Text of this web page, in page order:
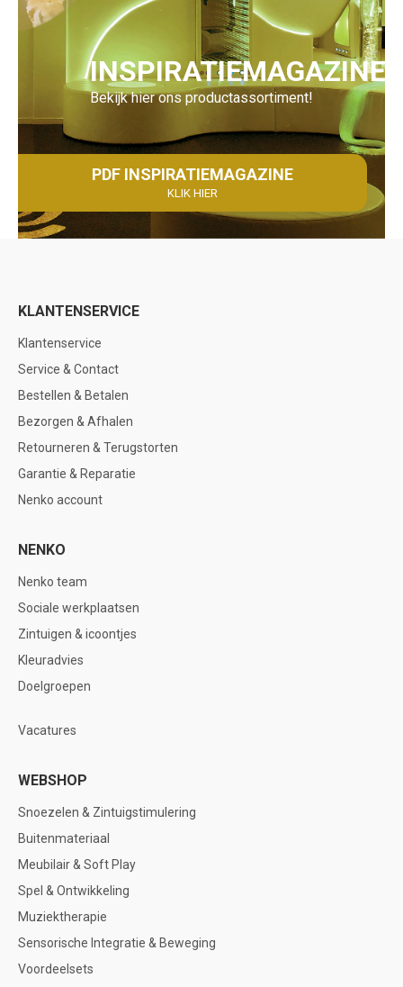
INSPIRATIEMAGAZINE
Bekijk hier ons productassortiment!
PDF INSPIRATIEMAGAZINE
KLIK HIER
KLANTENSERVICE
Klantenservice
Service & Contact
Bestellen & Betalen
Bezorgen & Afhalen
Retourneren & Terugstorten
Garantie & Reparatie
Nenko account
NENKO
Nenko team
Sociale werkplaatsen
Zintuigen & icoontjes
Kleuradvies
Doelgroepen
Vacatures
WEBSHOP
Snoezelen & Zintuigstimulering
Buitenmateriaal
Meubilair & Soft Play
Spel & Ontwikkeling
Muziektherapie
Sensorische Integratie & Beweging
Voordeelsets